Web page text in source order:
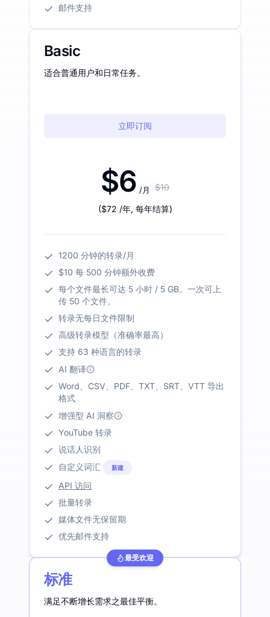
邮件支持
Basic
适合普通用户和日常任务。
立即订阅
$6 /月 $10
($72 /年, 每年结算)
1200 分钟的转录/月
$10 每 500 分钟额外收费
每个文件最长可达 5 小时 / 5 GB。一次可上
传 50 个文件。
转录无每日文件限制
高级转录模型（准确率最高）
支持 63 种语言的转录
AI 翻译
Word、CSV、PDF、TXT、SRT、VTT 导出
格式
增强型 AI 洞察
YouTube 转录
说话人识别
自定义词汇
新建
API 访问
批量转录
媒体文件无保留期
优先邮件支持
最受欢迎
标准
满足不断增长需求之最佳平衡。